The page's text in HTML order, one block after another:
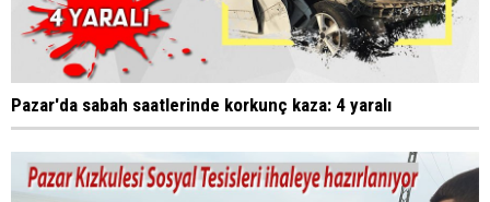
Pazar'da sabah saatlerinde korkunç kaza: 4 yaralı